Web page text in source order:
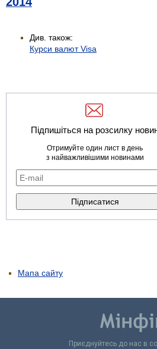
Див. також:
Курси валют Visa
Підпишіться на розсилку
Отримуйте один лист в день
з найважливішими новинами
Мапа сайту
Приєднуйтесь до нас в